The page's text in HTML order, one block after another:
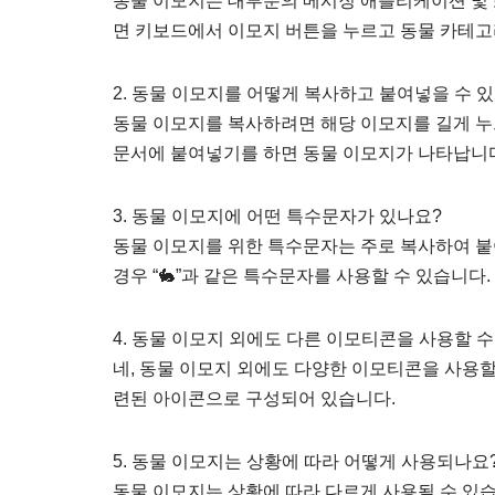
면 키보드에서 이모지 버튼을 누르고 동물 카테
2. 동물 이모지를 어떻게 복사하고 붙여넣을 수
동물 이모지를 복사하려면 해당 이모지를 길게
문서에 붙여넣기를 하면 동물 이모지가 나타납니
3. 동물 이모지에 어떤 특수문자가 있나요?
동물 이모지를 위한 특수문자는 주로 복사하여
경우 “🐇”과 같은 특수문자를 사용할 수 있습니다.
4. 동물 이모지 외에도 다른 이모티콘을 사용할
네, 동물 이모지 외에도 다양한 이모티콘을 사용
련된 아이콘으로 구성되어 있습니다.
5. 동물 이모지는 상황에 따라 어떻게 사용되나요
동물 이모지는 상황에 따라 다르게 사용될 수 있